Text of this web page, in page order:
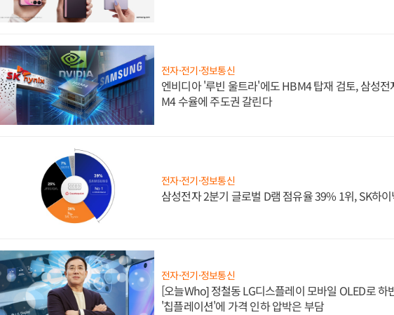
전자·전기·정보통신
엔비디아 '루빈 울트라'에도 HBM4 탑재 검토, 삼성전
M4 수율에 주도권 갈린다
전자·전기·정보통신
삼성전자 2분기 글로벌 D램 점유율 39% 1위, SK하
전자·전기·정보통신
[오늘Who] 정철동 LG디스플레이 모바일 OLED로 하
'칩플레이션'에 가격 인하 압박은 부담